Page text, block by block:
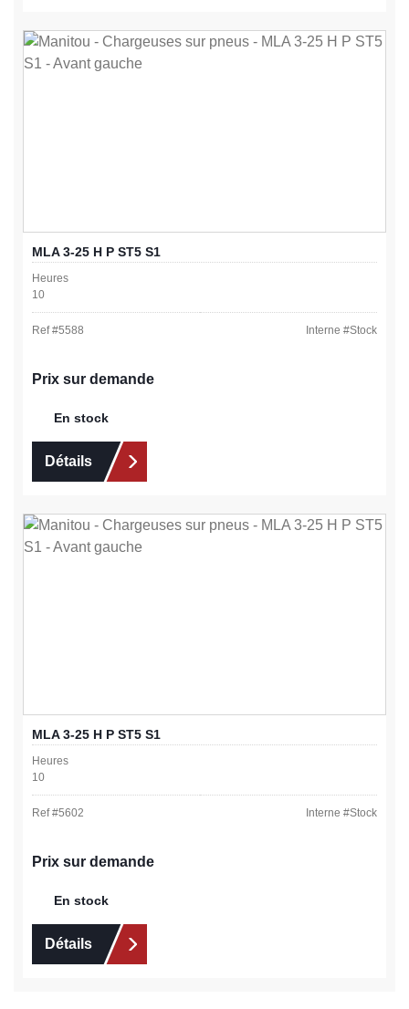
MLA 3-25 H P ST5 S1
Heures
10
Ref #5588 Interne #Stock
Prix sur demande
En stock
Détails
MLA 3-25 H P ST5 S1
Heures
10
Ref #5602 Interne #Stock
Prix sur demande
En stock
Détails